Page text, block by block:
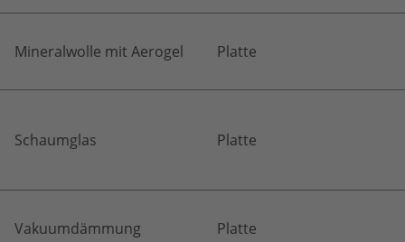
Mineralwolle mit Aerogel Platte
Schaumglas Platte
Vakuumdämmung Platte